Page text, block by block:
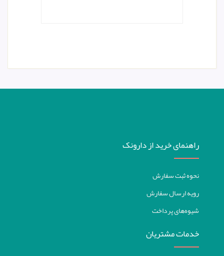
راهنمای خرید از دارونک
نحوه ثبت سفارش
رویه ارسال سفارش
شیوه‌های پرداخت
خدمات مشتریان